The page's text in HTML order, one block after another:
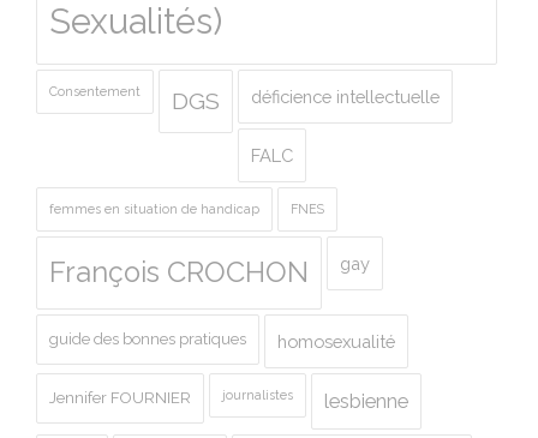
Sexualités)
Consentement DGS déficience intellectuelle
FALC
femmes en situation de handicap FNES
François CROCHON gay
guide des bonnes pratiques homosexualité
Jennifer FOURNIER journalistes lesbienne